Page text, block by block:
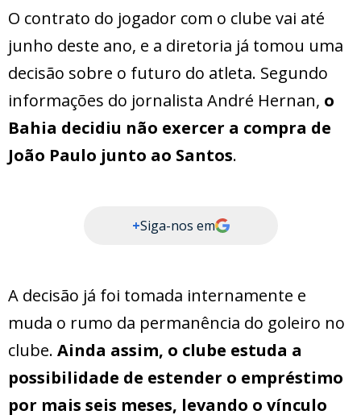
O contrato do jogador com o clube vai até
junho deste ano, e a diretoria já tomou uma
decisão sobre o futuro do atleta. Segundo
informações do jornalista André Hernan, o
Bahia decidiu não exercer a compra de
João Paulo junto ao Santos.
+Siga-nos em
A decisão já foi tomada internamente e
muda o rumo da permanência do goleiro no
clube. Ainda assim, o clube estuda a
possibilidade de estender o empréstimo
por mais seis meses, levando o vínculo